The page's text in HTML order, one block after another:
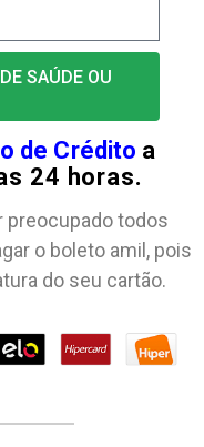
SAÚDE OU
de Crédito a
24 horas.
preocupado todos
o boleto amil, pois
do seu cartão.